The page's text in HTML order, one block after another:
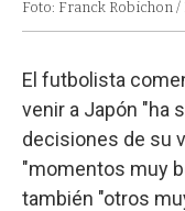
Foto: Franck Robichon /
El futbolista
venir a Japón "ha
decisiones de su
"momentos muy
también "otros